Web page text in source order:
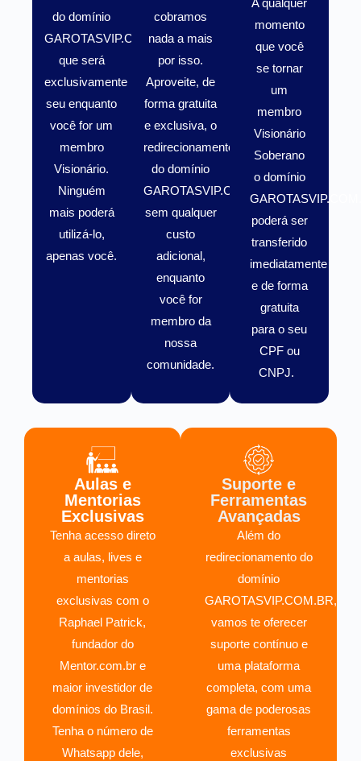
do domínio
GAROTASVIP.COM.BR
que será
exclusivamente
seu enquanto
você for um
membro
Visionário.
Ninguém
mais poderá
utilizá-lo,
apenas você.
cobramos
nada a mais
por isso.
Aproveite, de
forma gratuita
e exclusiva, o
redirecionamento
do domínio
GAROTASVIP.COM.BR
sem qualquer
custo
adicional,
enquanto
você for
membro da
nossa
comunidade.
momento
que você
se tornar
um
membro
Visionário
Soberano
o domínio
poderá ser
transferido
imediatamente
e de forma
gratuita
para o seu
CPF ou
CNPJ.
Aulas e
Mentorias
Exclusivas
Tenha acesso direto
a aulas, lives e
mentorias
exclusivas com o
Raphael Patrick,
fundador do
Mentor.com.br e
maior investidor de
domínios do Brasil.
Tenha o número de
Whatsapp dele,
Suporte e
Ferramentas
Avançadas
Além do
redirecionamento do
domínio
GAROTASVIP.COM.BR,
vamos te oferecer
suporte contínuo e
uma plataforma
completa, com uma
gama de poderosas
ferramentas
exclusivas